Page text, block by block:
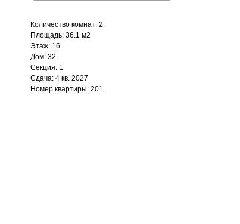
Количество комнат: 2
Площадь: 36.1 м2
Этаж: 16
Дом: 32
Секция: 1
Сдача: 4 кв. 2027
Номер квартиры: 201